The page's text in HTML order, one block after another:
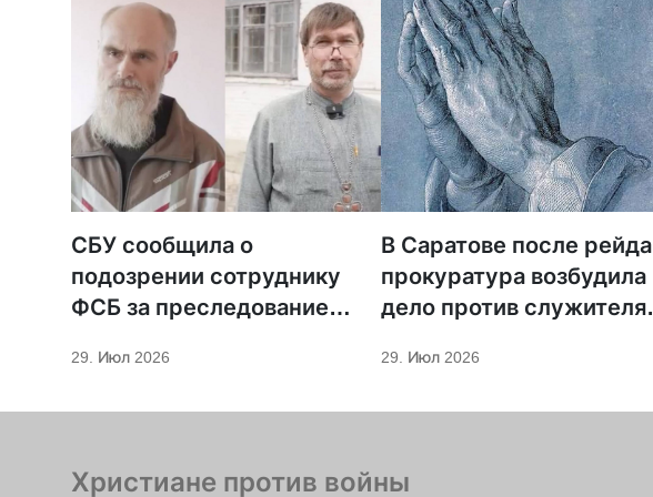
СБУ сообщила о
подозрении сотруднику
ФСБ за преследование
29. Июл 2026
В Саратове после рейда
прокуратура возбудила
дело против служителя
29. Июл 2026
Христиане против войны